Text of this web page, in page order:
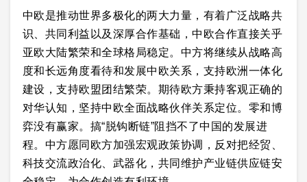
中欧是推动世界多极化的两大力量，有着广泛战略共
识、共同利益以及深厚合作基础，中欧合作直接关乎
亚欧大陆繁荣和全球格局稳定。中方将继续从战略高
度和长远角度看待和发展中欧关系，支持欧洲一体化
建设，支持欧盟团结繁荣。期待欧方秉持客观正确的
对华认知，坚持中欧全面战略伙伴关系定位。零和博
弈没有赢家。搞“脱钩断链”阻挡不了中国的发展进
程。中方愿同欧方加强宏观政策协调，反对把经贸、
科技交流政治化、武器化，共同维护产业链供应链安